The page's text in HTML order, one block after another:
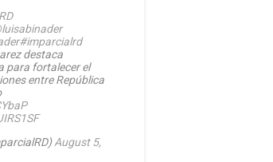
#imparcialrd
destaca
para fortalecer el
entre República
August 5,